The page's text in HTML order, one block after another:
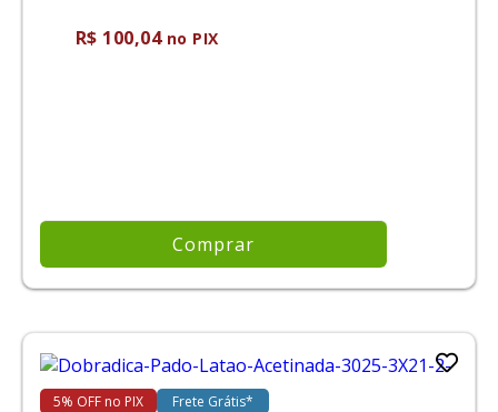
R$ 100,04no PIX
Comprar
5% OFF no PIX Frete Grátis*